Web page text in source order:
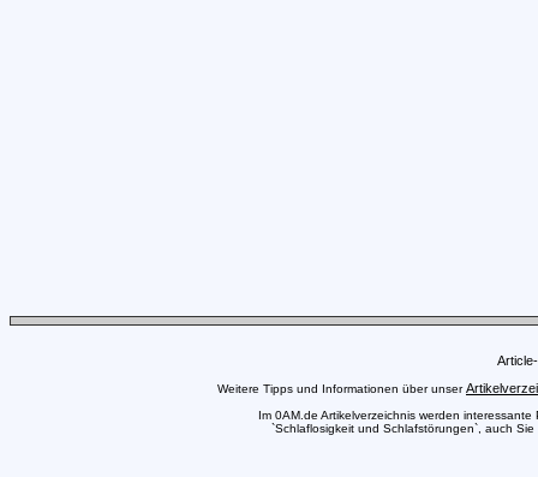
Weitere Tipps und Informationen über unser
Im 0AM.de Artikelverzeichnis werden
`Schlaflosigkeit und Schlafstörungen`, auch